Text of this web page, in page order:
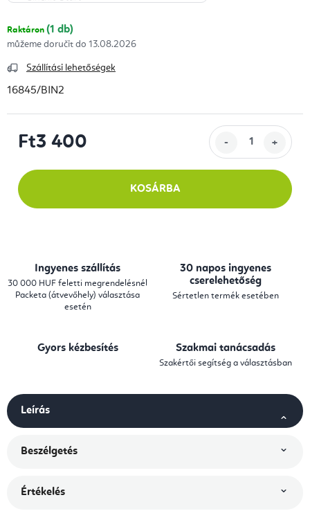
Raktáron (1 db)
13.08.2026
Szállítási lehetőségek
16845/BIN2
Ft3 400
KOSÁRBA
Ingyenes szállítás
30 000 HUF feletti megrendelésnél
Packeta (átvevőhely) választása
esetén
30 napos ingyenes
cserelehetőség
Sértetlen termék esetében
Gyors kézbesítés Szakmai tanácsadás
Szakértői segítség a választásban
Leírás
Beszélgetés
Értékelés